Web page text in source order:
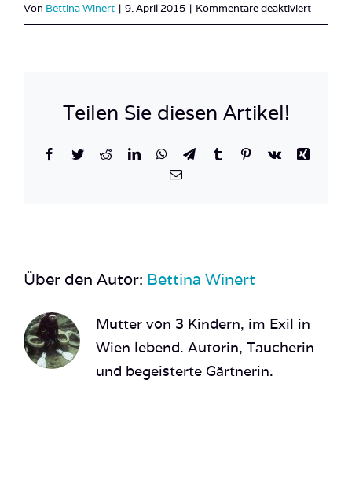
Von Bettina Winert | 9. April 2015 | Kommentare deaktiviertfür
Teilen Sie diesen Artikel!
Facebook
TwitterRedditLinkedInWhatsApp
TelegramTumblrPinterest
Vk
Xing
E-
Über den Autor: Bettina Winert
Mutter von 3 Kindern, im Exil in
Wien lebend. Autorin, Taucherin
und begeisterte Gärtnerin.